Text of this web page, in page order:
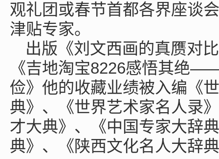
观礼团或春节首都各界座谈
津贴专家。
出版《刘文西画的真赝对
《吉地淘宝8226感悟其绝
俭》他的收藏业绩被入编《
典》、《世界艺术家名人录
才大典》、《中国专家大辞
典》、《陕西文化名人大辞